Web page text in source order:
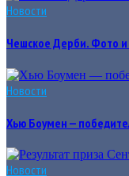
Новости
Чешское Дерби. Фото и
Новости
Хью Боумен —
Новости